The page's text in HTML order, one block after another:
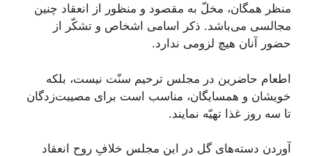
منظر همگان، مخلّ به مقصود و منظور از انعقاد چنین
مجالسی می‌باشد. ذکر اسامی اشخاص و تشکّر از
حضور آنان هیچ لزومی ندارد.
اطعام حاضرین در مجلس ترحیم سنّت نیست، بلکه
خویشان و همسایگان، مناسب است برای مصیبت‌زدگان
تا سه روز غذا تهیّه نمایند.
آوردن دسته‌های گل در این مجلس خلافِ روحِ انعقاد